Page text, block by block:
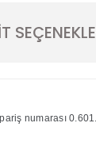
numarası